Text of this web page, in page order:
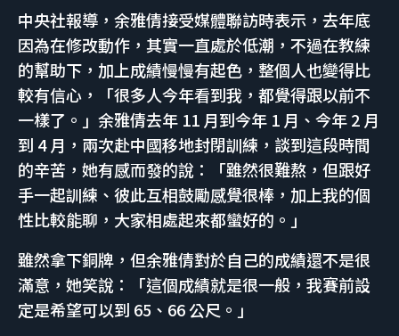
中央社報導，余雅倩接受媒體聯訪時表示，去年底
因為在修改動作，其實一直處於低潮，不過在教練
的幫助下，加上成績慢慢有起色，整個人也變得比
較有信心，「很多人今年看到我，都覺得跟以前不
一樣了。」余雅倩去年 11 月到今年 1 月、今年 2 月
到 4 月，兩次赴中國移地封閉訓練，談到這段時間
的辛苦，她有感而發的說：「雖然很難熬，但跟好
手一起訓練、彼此互相鼓勵感覺很棒，加上我的個
性比較能聊，大家相處起來都蠻好的。」
雖然拿下銅牌，但余雅倩對於自己的成績還不是很
滿意，她笑說：「這個成績就是很一般，我賽前設
定是希望可以到 65、66 公尺。」